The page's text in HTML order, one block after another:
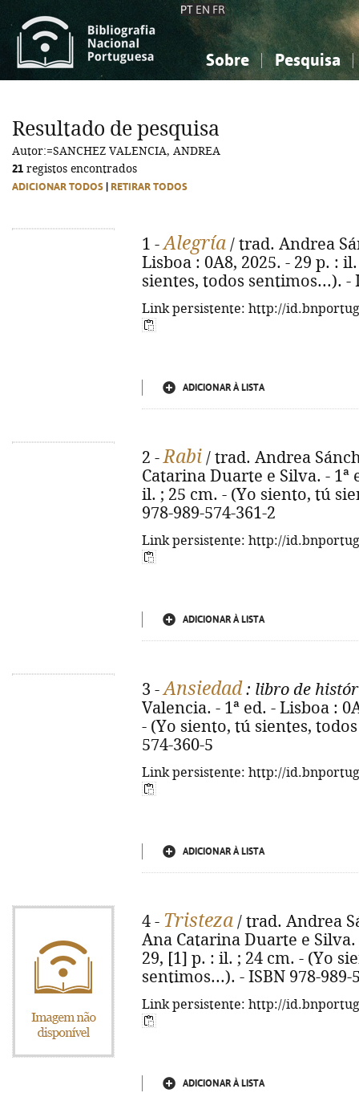
PT EN FR
Sobre Pesquisa
Ciências sociais...
Ciências sociais...
Resultado de pesquisa
Autor:=SANCHEZ VALENCIA, ANDREA
21 registos encontrados
ADICIONAR TODOS RETIRAR TODOS
1 -Alegría / trad. Andrea
Lisboa : 0A8, 2025. - 29 p. :
sientes, todos sentimos...). -
Link persistente: http://
ADICIONAR À LISTA
2 -Rabi / trad. Andrea
Catarina Duarte e Silva. - 1ª
il. ; 25 cm. - (Yo siento, tú
978-989-574-361-2
Link persistente: http://
ADICIONAR À LISTA
3 -Ansiedad : libro de
Valencia. - 1ª ed. - Lisboa :
- (Yo siento, tú sientes,
574-360-5
Link persistente: http://
ADICIONAR À LISTA
4 - Tristeza / trad. Andrea
Ana Catarina Duarte e Silva.
29, [1] p. : il. ; 24 cm. - (Yo
sentimos...). - ISBN 978-989-
Link persistente: http://
ADICIONAR À LISTA